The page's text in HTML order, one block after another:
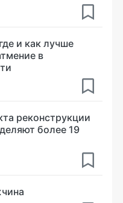
и как лучше
в
реконструкции
более 19